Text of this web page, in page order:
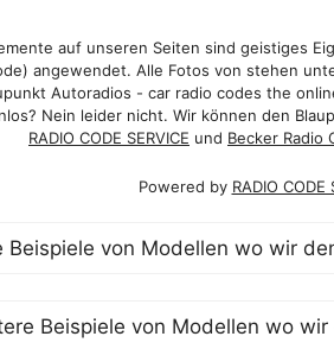
auf unseren Seiten sind geistiges
angewendet. Alle Fotos von stehen
Autoradios - car radio codes the
Nein leider nicht. Wir können den
RADIO CODE SERVICE und Becker Radio
Powered by RADIO CODE